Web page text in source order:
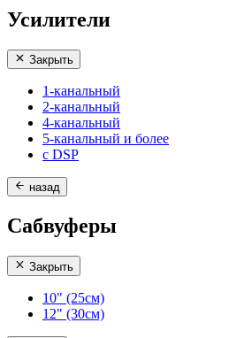
Усилители
Закрыть
1-канальный
2-канальный
4-канальный
5-канальный и более
с DSP
назад
Сабвуферы
Закрыть
10" (25см)
12" (30см)